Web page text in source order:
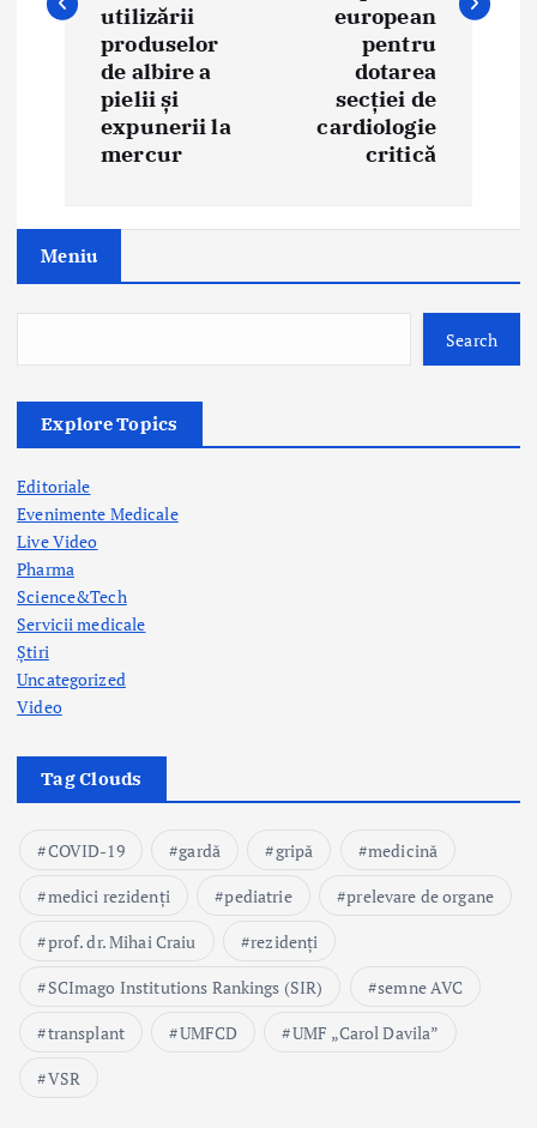
n
a
t
i
o
n
utilizării
produselor
de albire a
pielii și
expunerii la
mercur
european
pentru
dotarea
secției de
cardiologie
critică
Meniu
Search
Explore Topics
Editoriale
Evenimente Medicale
Live Video
Pharma
Science&Tech
Servicii medicale
Știri
Uncategorized
Video
Tag Clouds
COVID-19 gardă gripă
medicină
medici rezidenți
pediatrie
prelevare de organe
prof. dr. Mihai Craiu
rezidenți
SCImago Institutions Rankings (SIR)
semne AVC
transplant
UMFCD
UMF „Carol Davila”
VSR